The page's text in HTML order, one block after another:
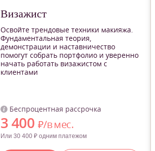
Визажист
Освойте трендовые техники макияжа.
Фундаментальная теория,
демонстрации и наставничество
помогут собрать портфолио и уверенно
начать работать визажистом с
клиентами
Беспроцентная рассрочка
3 400 ₽/в мес.
Или 30 400 ₽ одним платежом